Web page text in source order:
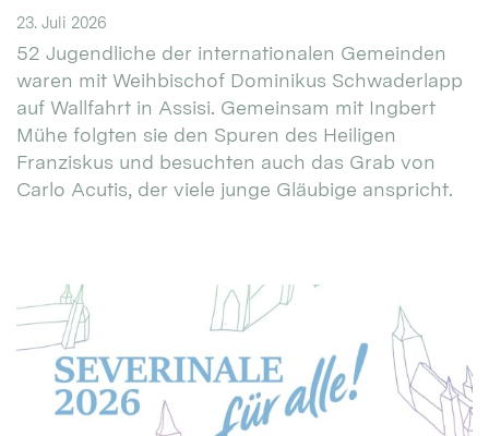
23. Juli 2026
52 Jugendliche der internationalen Gemeinden
waren mit Weihbischof Dominikus Schwaderlapp
auf Wallfahrt in Assisi. Gemeinsam mit Ingbert
Mühe folgten sie den Spuren des Heiligen
Franziskus und besuchten auch das Grab von
Carlo Acutis, der viele junge Gläubige anspricht.